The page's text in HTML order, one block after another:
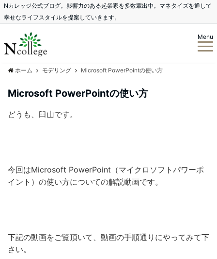
Nカレッジ公式ブログ。影響力のある起業家を多数輩出中。マネタイズを通して
幸せなライフスタイルを提案していきます。
Menu
ホーム モデリング Microsoft PowerPointの使い方
Microsoft PowerPointの使い方
どうも、臼山です。
今回はMicrosoft PowerPoint（マイクロソフトパワーポ
イント）の使い方についての解説動画です。
下記の動画をご覧頂いて、動画の手順通りにやってみて下
さい。